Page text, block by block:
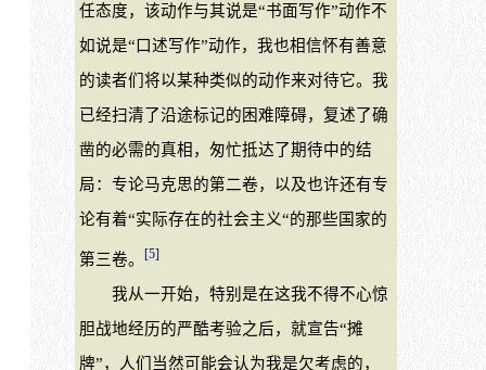
任态度，该动作与其说是“书面写作”动作不
如说是“口述写作”动作，我也相信怀有善意
的读者们将以某种类似的动作来对待它。我
已经扫清了沿途标记的困难障碍，复述了确
凿的必需的真相，匆忙抵达了期待中的结
局：专论马克思的第二卷，以及也许还有专
论有着“实际存在的社会主义“的那些国家的
第三卷。 [5]
我从一开始，特别是在这我不得不心惊
胆战地经历的严酷考验之后，就宣告“摊
牌”，人们当然可能会认为我是欠考虑的，